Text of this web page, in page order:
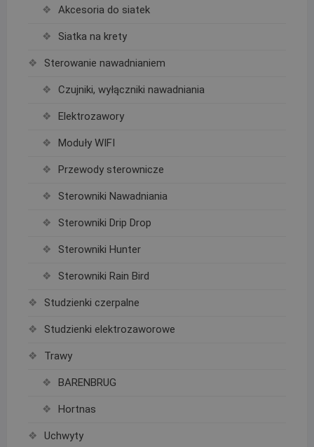
Akcesoria do siatek
Siatka na krety
Sterowanie nawadnianiem
Czujniki, wyłączniki nawadniania
Elektrozawory
Moduły WIFI
Przewody sterownicze
Sterowniki Nawadniania
Sterowniki Drip Drop
Sterowniki Hunter
Sterowniki Rain Bird
Studzienki czerpalne
Studzienki elektrozaworowe
Trawy
BARENBRUG
Hortnas
Uchwyty